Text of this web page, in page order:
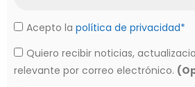
Acepto la política de privacidad*
Quiero recibir noticias,
relevante por correo electrónico.